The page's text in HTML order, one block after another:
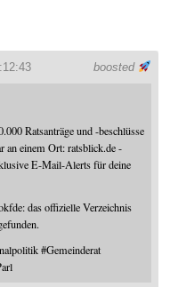
boosted
Ratsanträge und -beschlüsse
an einem Ort: ratsblick.de -
E-Mail-Alerts für deine
: das offizielle Verzeichnis
#Gemeinderat